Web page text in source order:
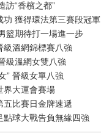
訪“香檳之都”
功 獲得環法第三賽段冠軍
籃期待打一場進一步
級溫網錦標賽八強
級溫網女雙八強
” 晉級女單八強
界大運會賽場
五比賽日金牌速遞
點球大戰告負無緣四強